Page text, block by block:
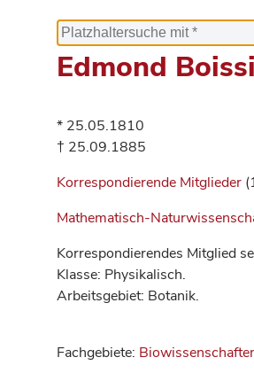
Edmond
* 25.05.1810
† 25.09.1885
Korrespondierende Mitglieder
Mathematisch-
Korrespondierendes Mitglied
Klasse: Physikalisch.
Arbeitsgebiet: Botanik.
Fachgebiete: